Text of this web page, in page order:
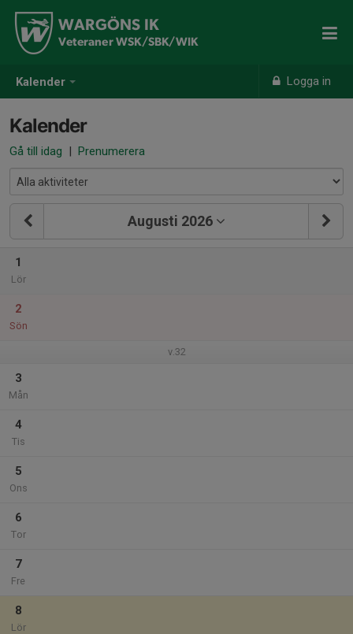
Kalender Logga in
WARGÖNS IK
Veteraner WSK/SBK/WIK
Kalender
Gå till idag | Prenumerera
Augusti 2026
1
Lör
2
Sön
v.32
3
Mån
4
Tis
5
Ons
6
Tor
7
Fre
8
Lör